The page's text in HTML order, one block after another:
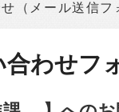
（メール送信フ
わせフ